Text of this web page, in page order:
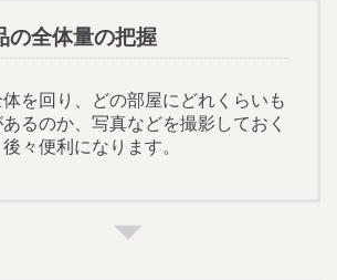
の全体量の把握
体を回り、どの部屋にどれくらいも
るのか、写真などを撮影しておく
後々便利になります。